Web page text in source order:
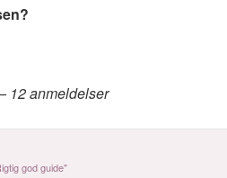
12anmeldelser
god guide"